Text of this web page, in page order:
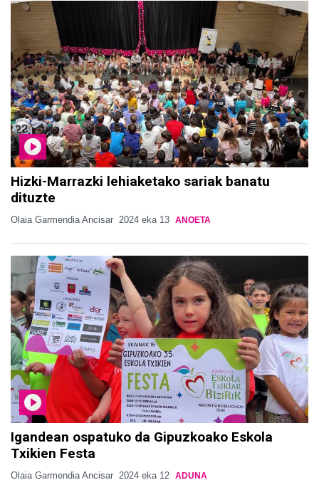
Hizki-Marrazki lehiaketako sariak banatu
dituzte
Olaia Garmendia Ancisar 2024 eka 13 ANOETA
Igandean ospatuko da Gipuzkoako Eskola
Txikien Festa
Olaia Garmendia Ancisar 2024 eka 12 ADUNA